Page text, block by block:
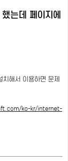
는데 페이지에
해서 이용하면 문제
ko-kr/internet-